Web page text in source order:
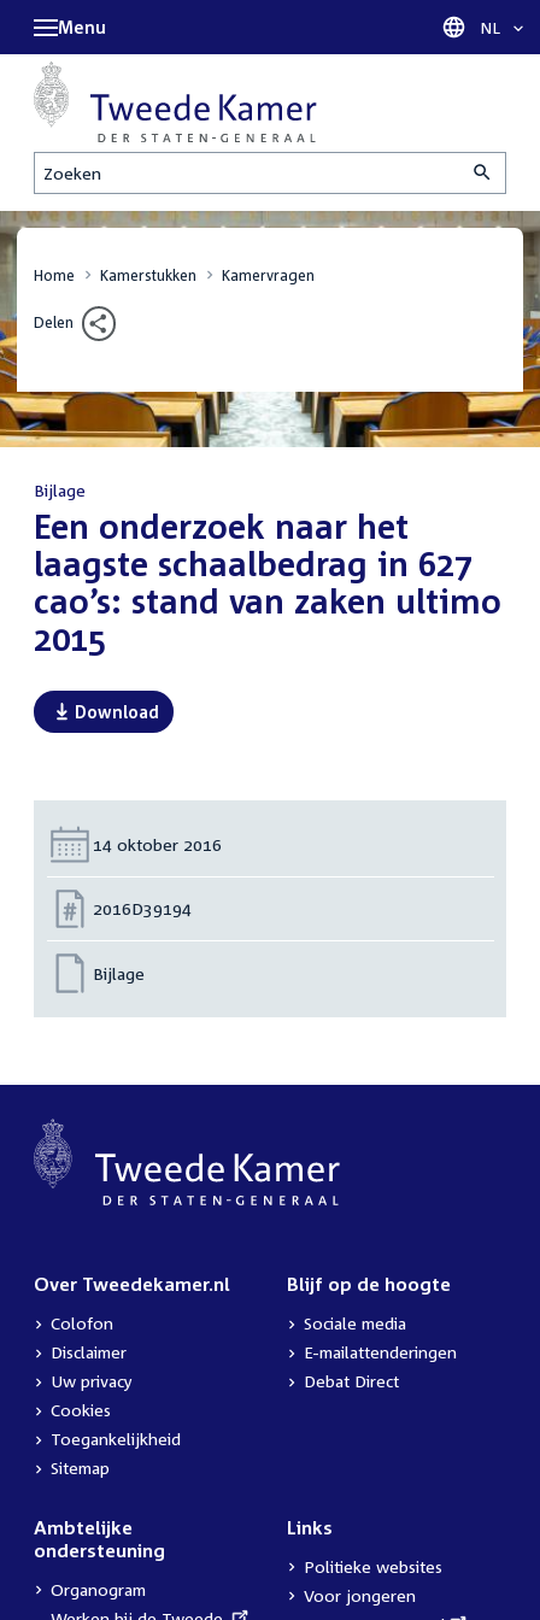
Zoeken
Menu Taal
NL
Home Kamerstukken Kamervragen
Delen
Bijlage
:Een onderzoek naar het
laagste schaalbedrag in 627
cao’s: stand van zaken ultimo
2015
Download
Datum:
14 oktober 2016
Nummer:
2016D39194
Bijlage
Over Tweedekamer.nl
Colofon
Disclaimer
Uw privacy
Cookies
Toegankelijkheid
Sitemap
Blijf op de hoogte
Sociale media
E-mailattenderingen
Debat Direct
Ambtelijke
ondersteuning
Organogram
Links
Politieke websites
Voor jongeren